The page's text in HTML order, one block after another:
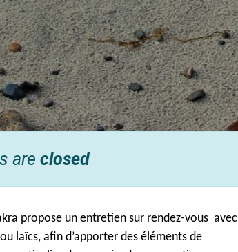
are closed
propose un entretien sur rendez-vous avec
laïcs, afin d’apporter des éléments de